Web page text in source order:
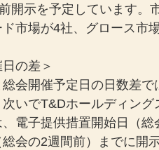
開示を予定しています。
市場が4社、グロース市
の差＞
会開催予定日の日数差
いでT&Dホールディン
電⼦提供措置開始日（
会の2週間前）までに開